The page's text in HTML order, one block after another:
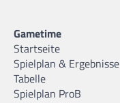
Gametime
Startseite
Spielplan & Ergebnisse
Tabelle
Spielplan ProB